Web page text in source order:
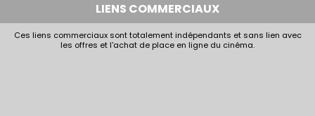
LIENS COMMERCIAUX
Ces liens commerciaux sont totalement indépendants et sans lien avec
les offres et l'achat de place en ligne du cinéma.